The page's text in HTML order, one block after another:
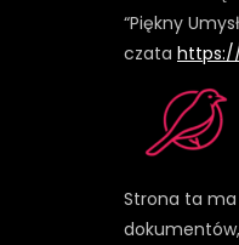
“Piękny
czata
Strona ta